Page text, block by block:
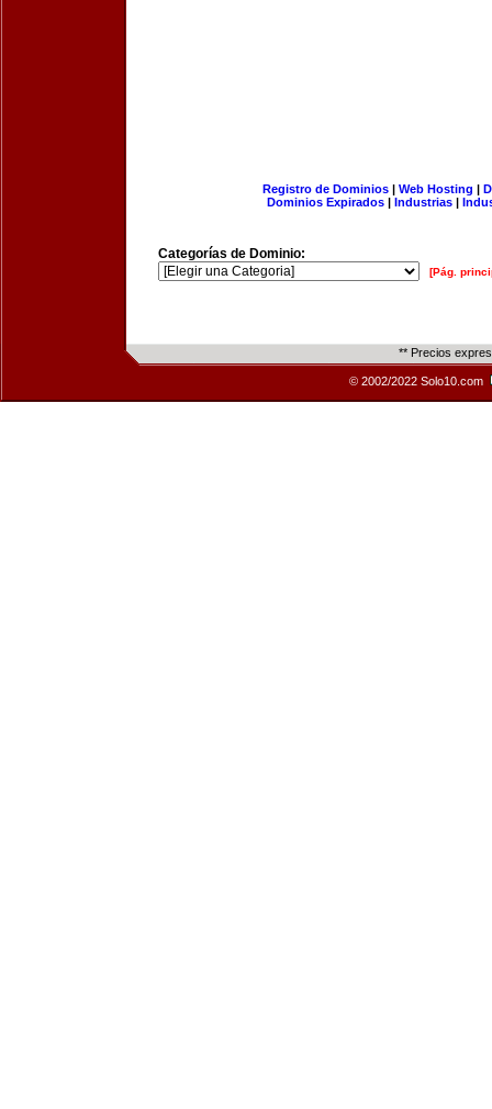
Registro de Dominios| Web Hosting |
Dominios Expirados | Industrias |
Categorías de Dominio:
[Pág.
** Precios
© 2002/2022 Solo10.com